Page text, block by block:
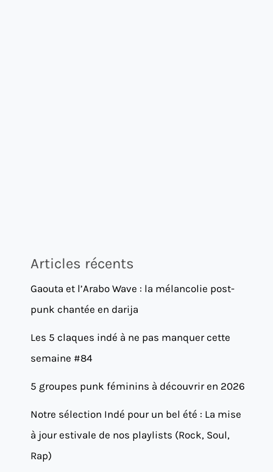
Articles récents
Gaouta et l’Arabo Wave : la mélancolie post-
punk chantée en darija
Les 5 claques indé à ne pas manquer cette
semaine #84
5 groupes punk féminins à découvrir en 2026
Notre sélection Indé pour un bel été : La mise
à jour estivale de nos playlists (Rock, Soul,
Rap)